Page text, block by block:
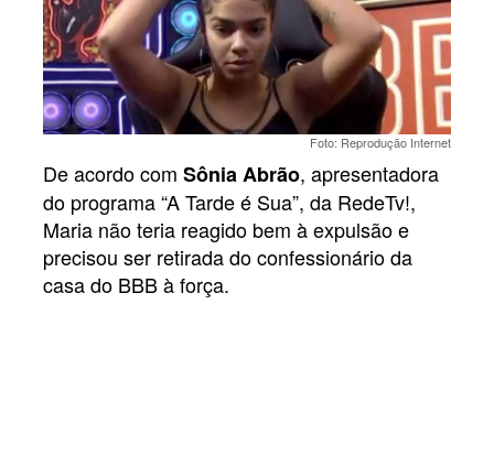
Foto: Reprodução Internet
De acordo com Sônia Abrão, apresentadora
do programa “A Tarde é Sua”, da RedeTv!,
Maria não teria reagido bem à expulsão e
precisou ser retirada do confessionário da
casa do BBB à força.